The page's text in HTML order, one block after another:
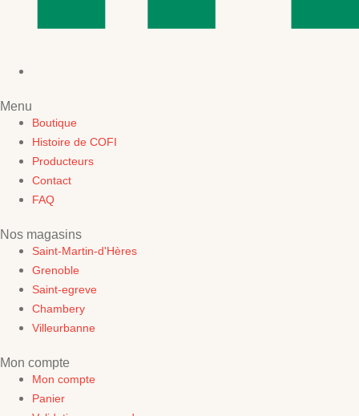
Menu
Boutique
Histoire de COFI
Producteurs
Contact
FAQ
Nos magasins
Saint-Martin-d'Hères
Grenoble
Saint-egreve
Chambery
Villeurbanne
Mon compte
Mon compte
Panier